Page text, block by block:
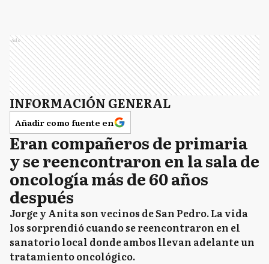
Ads
INFORMACIÓN GENERAL
Añadir como fuente en
Eran compañeros de primaria
y se reencontraron en la sala de
oncología más de 60 años
después
Jorge y Anita son vecinos de San Pedro. La vida
los sorprendió cuando se reencontraron en el
sanatorio local donde ambos llevan adelante un
tratamiento oncológico.